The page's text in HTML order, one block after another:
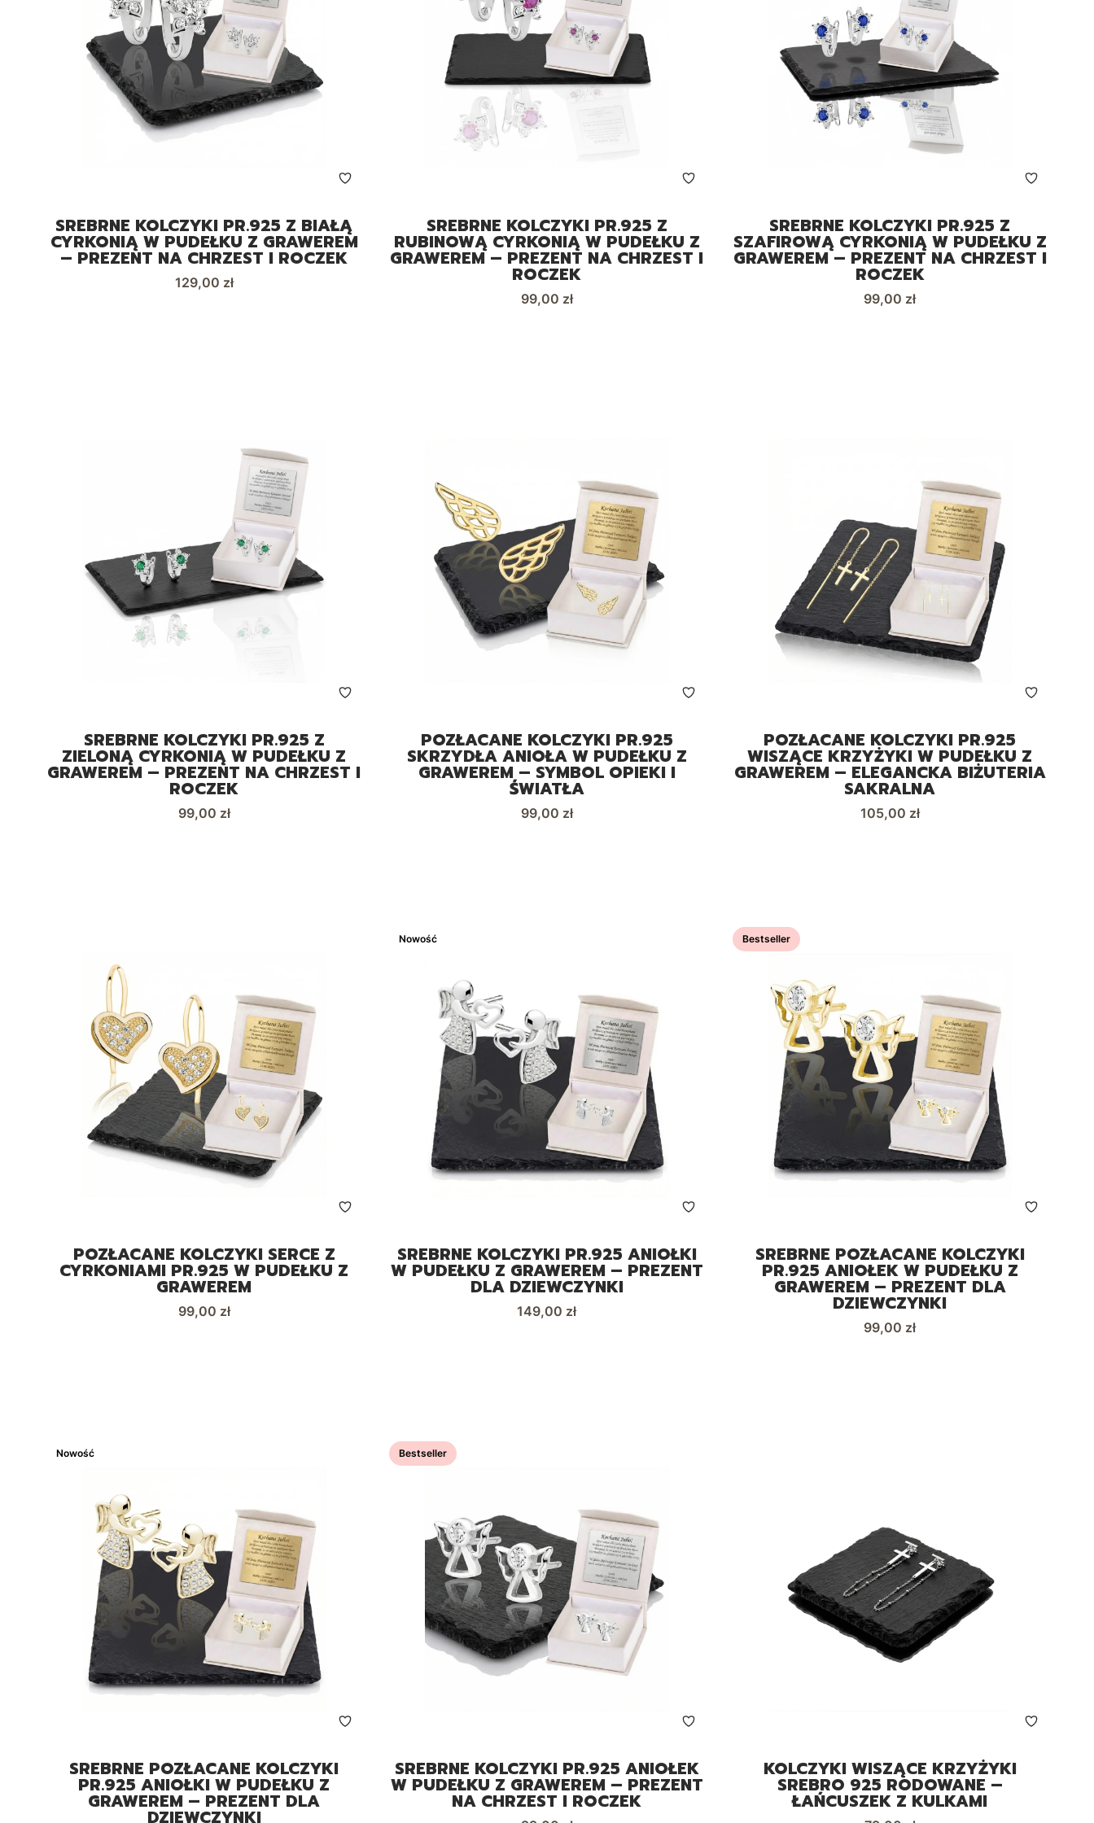
SREBRNE KOLCZYKI PR.925 Z BIAŁĄ
CYRKONIĄ W PUDEŁKU Z GRAWEREM
– PREZENT NA CHRZEST I ROCZEK
Cena
129,00 zł
SREBRNE KOLCZYKI PR.925 Z
RUBINOWĄ CYRKONIĄ W PUDEŁKU Z
GRAWEREM – PREZENT NA CHRZEST I
ROCZEK
Cena
99,00 zł
SREBRNE KOLCZYKI PR.925 Z
SZAFIROWĄ CYRKONIĄ W PUDEŁKU Z
GRAWEREM – PREZENT NA CHRZEST I
ROCZEK
Cena
99,00 zł
SREBRNE KOLCZYKI PR.925 Z
ZIELONĄ CYRKONIĄ W PUDEŁKU Z
GRAWEREM – PREZENT NA CHRZEST I
ROCZEK
Cena
99,00 zł
POZŁACANE KOLCZYKI PR.925
SKRZYDŁA ANIOŁA W PUDEŁKU Z
GRAWEREM – SYMBOL OPIEKI I
ŚWIATŁA
Cena
99,00 zł
POZŁACANE KOLCZYKI PR.925
WISZĄCE KRZYŻYKI W PUDEŁKU Z
GRAWEREM – ELEGANCKA BIŻUTERIA
SAKRALNA
Cena
105,00 zł
POZŁACANE KOLCZYKI SERCE Z
CYRKONIAMI PR.925 W PUDEŁKU Z
GRAWEREM
Cena
99,00 zł
Nowość
SREBRNE KOLCZYKI PR.925 ANIOŁKI
W PUDEŁKU Z GRAWEREM – PREZENT
DLA DZIEWCZYNKI
Cena
149,00 zł
Bestseller
SREBRNE POZŁACANE KOLCZYKI
PR.925 ANIOŁEK W PUDEŁKU Z
GRAWEREM – PREZENT DLA
DZIEWCZYNKI
Cena
99,00 zł
Nowość
SREBRNE POZŁACANE KOLCZYKI
PR.925 ANIOŁKI W PUDEŁKU Z
GRAWEREM – PREZENT DLA
DZIEWCZYNKI
Bestseller
SREBRNE KOLCZYKI PR.925 ANIOŁEK
W PUDEŁKU Z GRAWEREM – PREZENT
NA CHRZEST I ROCZEK
KOLCZYKI WISZĄCE KRZYŻYKI
SREBRO 925 RODOWANE –
ŁAŃCUSZEK Z KULKAMI